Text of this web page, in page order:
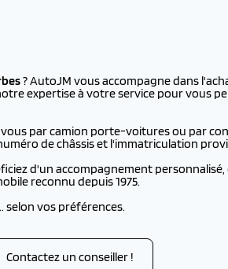
? AutoJM vous accompagne dans
expertise à votre service pour vous
par camion porte-voitures ou par
de châssis et l'immatriculation
d'un accompagnement
reconnu depuis 1975.
selon vos préférences.
Contactez un conseiller !